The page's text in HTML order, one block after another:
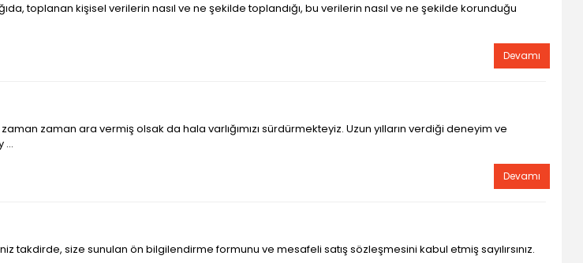
toplanan kişisel verilerin nasıl ve ne şekilde toplandığı, bu verilerin nasıl ve ne şekilde korunduğu
Devamı
zaman ara vermiş olsak da hala varlığımızı sürdürmekteyiz. Uzun yılların verdiği deneyim ve
...
Devamı
size sunulan ön bilgilendirme formunu ve mesafeli satış sözleşmesini kabul etmiş sayılırsınız.